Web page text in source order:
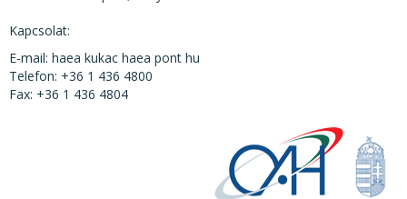
Kapcsolat:
E-mail: haea kukac haea pont hu
Telefon: +36 1 436 4800
Fax: +36 1 436 4804